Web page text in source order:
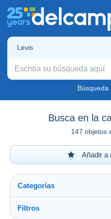
Levis
Búsqueda
Busca en la
147 objetos
Añadir a
Categorías
Filtros